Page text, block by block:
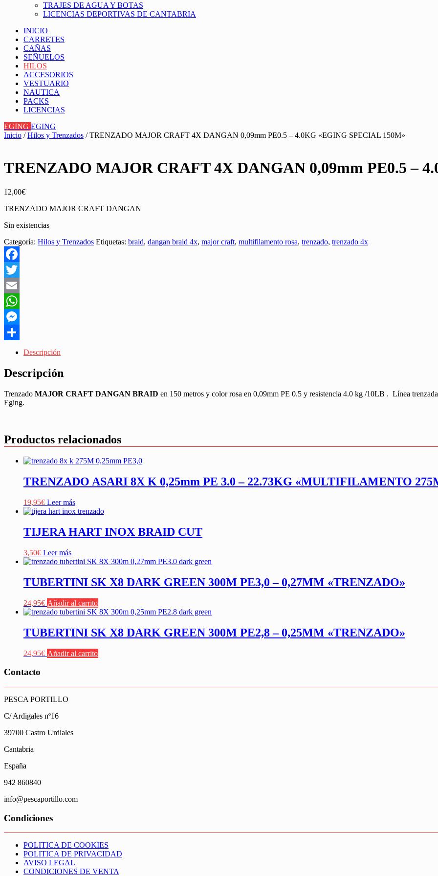
TRAJES DE AGUA Y BOTAS
LICENCIAS DEPORTIVAS DE CANTABRIA
INICIO
CARRETES
CAÑAS
SEÑUELOS
HILOS
ACCESORIOS
VESTUARIO
NAUTICA
PACKS
LICENCIAS
EGING EGING
Inicio /Hilos y Trenzados / TRENZADO MAJOR CRAFT 4X DANGAN 0,09mm PE0.5 – 4.0KG «EGING SPECIAL 150M»
TRENZADO MAJOR CRAFT 4X DANGAN 0,09mm PE0.5 –
12,00€
TRENZADO MAJOR CRAFT DANGAN
Sin existencias
Categoría: Hilos y Trenzados Etiquetas: braid, dangan braid 4x, major craft, multifilamento rosa, trenzado, trenzado 4x
Facebook
Twitter
Email
WhatsApp
Messenger
Descripción
Descripción
Trenzado MAJOR CRAFT DANGAN BRAID en 150 metros y color rosa en 0,09mm PE 0.5 y resistencia 4.0 kg /10LB . Línea
Eging.
Productos relacionados
TRENZADO ASARI 8X K 0,25mm PE 3.0 – 22.73KG «MULTIFILAMENTO
19,95€ Leer más
TIJERA HART INOX BRAID CUT
3,50€ Leer más
TUBERTINI SK X8 DARK GREEN 300M PE3,0 – 0,27MM «TRENZADO»
24,95€ Añadir al carrito
TUBERTINI SK X8 DARK GREEN 300M PE2,8 – 0,25MM «TRENZADO»
24,95€ Añadir al carrito
Contacto
PESCA PORTILLO
C/ Ardigales nº16
39700 Castro Urdiales
Cantabria
España
942 860840
info@pescaportillo.com
Condiciones
POLITICA DE COOKIES
POLITICA DE PRIVACIDAD
AVISO LEGAL
CONDICIONES DE VENTA